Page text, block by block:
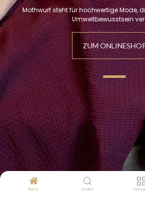
Home Search
Mothwurf steht für hochwertige Mode,
Umweltbewusstsein
ZUMONLINE